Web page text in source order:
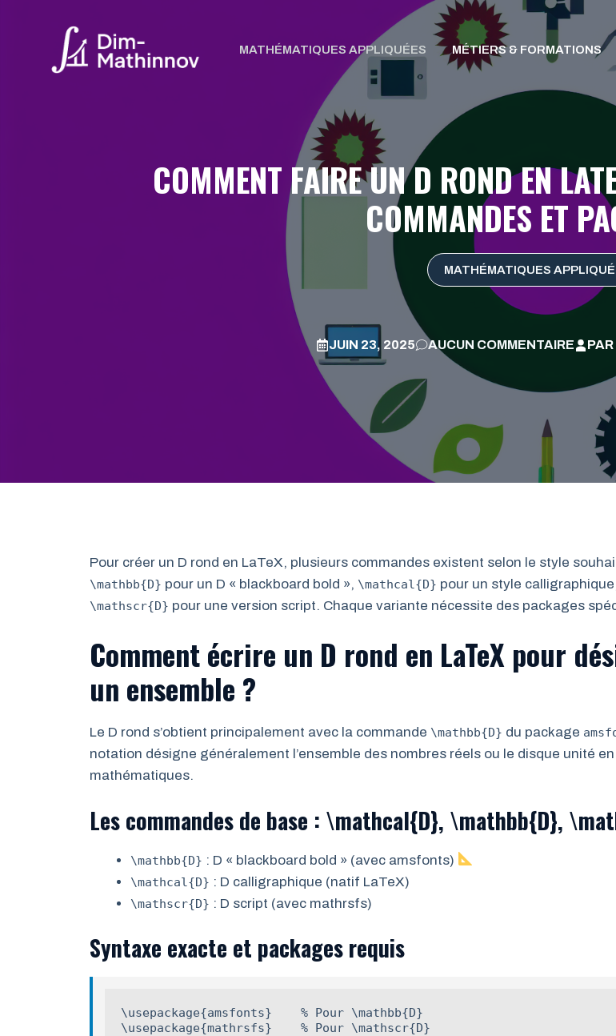
MATHÉMATIQUES APPLIQUÉES MÉTIERS & FORMATIONS
COMMENT FAIRE UN D ROND EN
COMMANDES ET
MATHÉMATIQUES
JUIN 23, 2025 AUCUN COMMENTAIRE PAR
Pour créer un D rond en LaTeX, plusieurs commandes existent selon le style
\mathbb{D} pour un D « blackboard bold », \mathcal{D} pour un style
\mathscr{D} pour une version script. Chaque variante nécessite des packages
Comment écrire un D rond en LaTeX pour
un ensemble ?
Le D rond s’obtient principalement avec la commande \mathbb{D} du package
notation désigne généralement l’ensemble des nombres réels ou le disque unité en
mathématiques.
Les commandes de base : \mathcal{D}, \mathbb{D},
\mathbb{D} : D « blackboard bold » (avec amsfonts)
\mathcal{D} : D calligraphique (natif LaTeX)
\mathscr{D} : D script (avec mathrsfs)
Syntaxe exacte et packages requis
\usepackage{amsfonts}    % Pour \mathbb{D}
\usepackage{mathrsfs}    % Pour \mathscr{D}